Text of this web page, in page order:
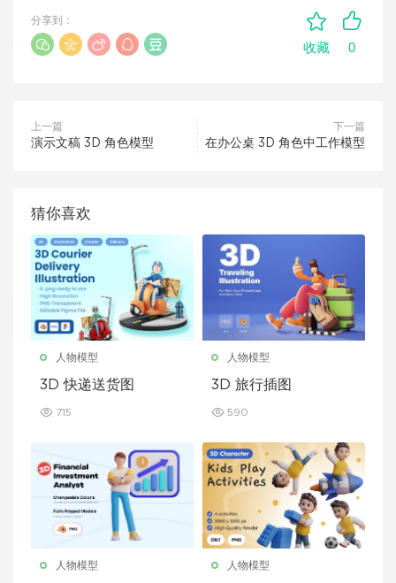
收藏 0
分享到：
上一篇
演示文稿 3D 角色模型
下一篇
在办公桌 3D 角色中工作模型
猜你喜欢
人物模型
3D 快递送货图
715
人物模型
3D 旅行插图
590
人物模型 人物模型